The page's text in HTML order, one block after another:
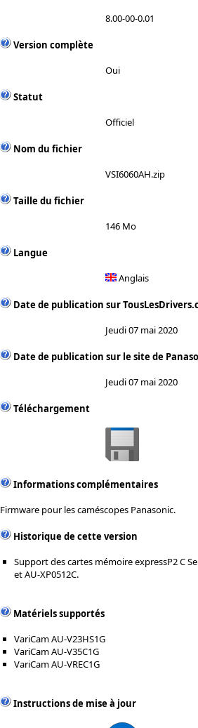
8.00-00-0.01
Version complète
Oui
Statut
Officiel
Nom du fichier
VSI6060AH.zip
Taille du fichier
146 Mo
Langue
Anglais
Date de publication sur
Jeudi 07 mai 2020
Date de publication sur le site de
Jeudi 07 mai 2020
Téléchargement
Informations complémentaires
Firmware pour les caméscopes Panasonic.
Historique de cette version
Support des cartes mémoire expressP2 C
et AU-XP0512C.
Matériels supportés
VariCam AU-V23HS1G
VariCam AU-V35C1G
VariCam AU-VREC1G
Instructions de mise à jour